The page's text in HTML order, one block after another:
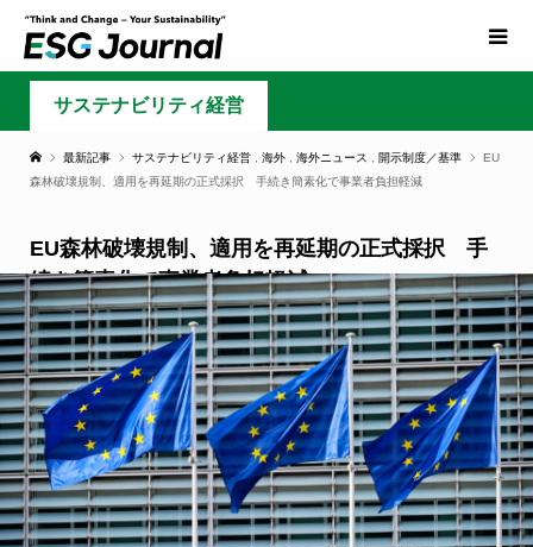
サステナビリティ経営
最新記事 サステナビリティ経営 海外 海外ニュース 開示制度／基準
EU
森林破壊規制、適用を再延期の正式採択 手続き簡素化で事業者負担軽減
EU森林破壊規制、適用を再延期の正式採択 手
続き簡素化で事業者負担軽減